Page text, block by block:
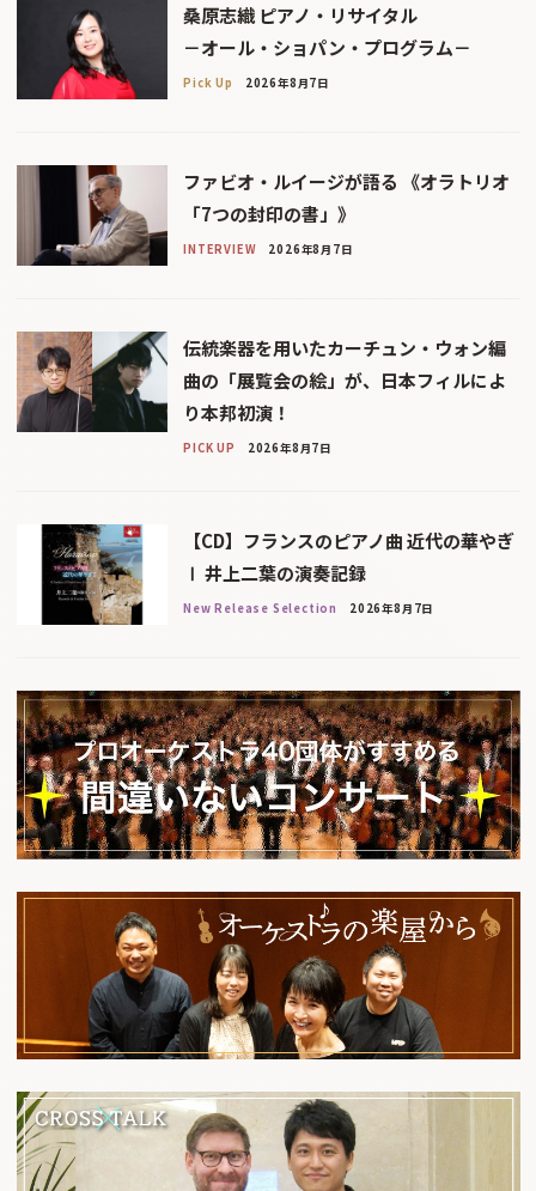
桑原志織 ピアノ・リサイタル
－オール・ショパン・プログラム－
Pick Up 2026年8月7日
ファビオ・ルイージが語る 《オラトリオ
「7つの封印の書」》
INTERVIEW 2026年8月7日
伝統楽器を用いたカーチュン・ウォン編
曲の「展覧会の絵」が、日本フィルによ
り本邦初演！
PICK UP 2026年8月7日
【CD】フランスのピアノ曲 近代の華やぎ
Ⅰ 井上二葉の演奏記録
New Release Selection 2026年8月7日